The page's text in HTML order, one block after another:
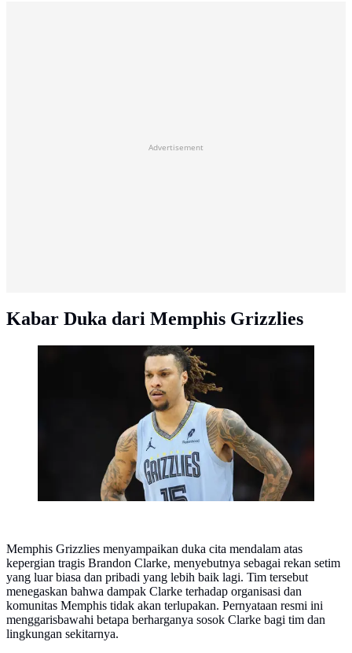
Advertisement
Kabar Duka dari Memphis Grizzlies
Pemain NBA Brandon Clarke Meninggal Dunia di
Usia 29 Tahun (AFP)
Memphis Grizzlies menyampaikan duka cita mendalam atas
kepergian tragis Brandon Clarke, menyebutnya sebagai rekan setim
yang luar biasa dan pribadi yang lebih baik lagi. Tim tersebut
menegaskan bahwa dampak Clarke terhadap organisasi dan
komunitas Memphis tidak akan terlupakan. Pernyataan resmi ini
menggarisbawahi betapa berharganya sosok Clarke bagi tim dan
lingkungan sekitarnya.